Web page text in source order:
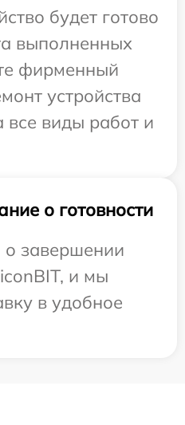
будет готово
выполненных
фирменный
устройства
все виды работ и
о готовности
завершении
и мы
в удобное